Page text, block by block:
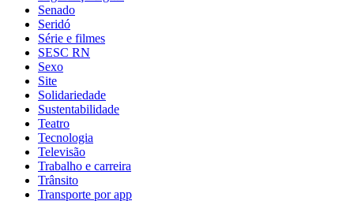
Senado
Seridó
Série e filmes
SESC RN
Sexo
Site
Solidariedade
Sustentabilidade
Teatro
Tecnologia
Televisão
Trabalho e carreira
Trânsito
Transporte por app